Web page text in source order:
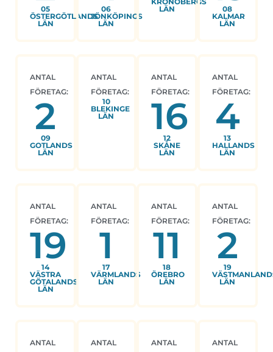
05
ÖSTERGÖTLANDS
LÄN
06
JÖNKÖPINGS
LÄN
LÄN
08
KALMAR
LÄN
ANTAL
FÖRETAG:
2
09
GOTLANDS
LÄN
ANTAL
FÖRETAG:
10
BLEKINGE
LÄN
ANTAL
FÖRETAG:
16
12
SKÅNE
LÄN
ANTAL
FÖRETAG:
4
13
HALLANDS
LÄN
ANTAL
FÖRETAG:
19
14
VÄSTRA
GÖTALANDS
LÄN
ANTAL
FÖRETAG:
1
17
VÄRMLANDS
LÄN
ANTAL
FÖRETAG:
11
18
ÖREBRO
LÄN
ANTAL
FÖRETAG:
2
19
LÄN
ANTAL
ANTAL
ANTAL
ANTAL